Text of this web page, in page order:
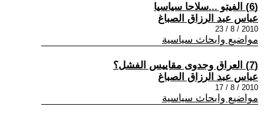
(6) الفيتو ...سلاحا سياسيا
عباس عبد الرزاق الصباغ
2010 / 8 / 23
مواضيع وابحاث سياسية
(7) العراق وجدوى مقاييس الفشل؟
عباس عبد الرزاق الصباغ
2010 / 8 / 17
مواضيع وابحاث سياسية